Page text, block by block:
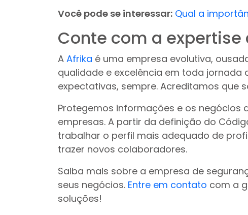
Você pode se interessar: Qual a
Conte com a expertise
A Afrika é uma empresa evolutiva,
qualidade e excelência em toda jornada
expectativas, sempre. Acreditamos que
Protegemos informações e os negócios
empresas. A partir da definição do
trabalhar o perfil mais adequado de
trazer novos colaboradores.
Saiba mais sobre a empresa de
seus negócios. Entre em contato com a
soluções!